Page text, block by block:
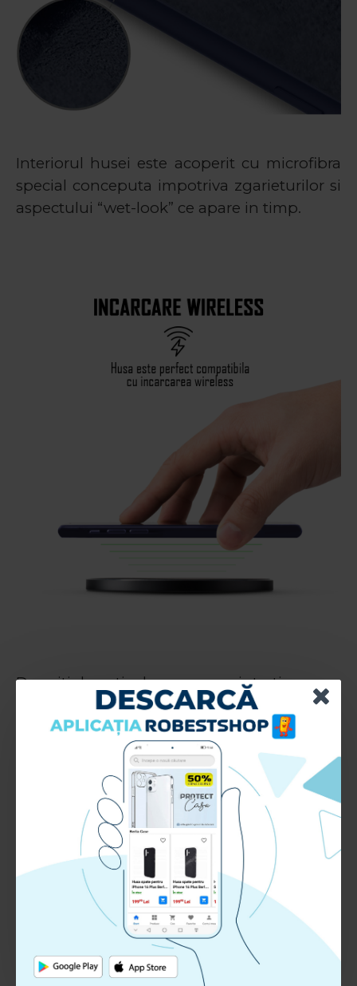
Interiorul husei este acoperit cu microfibra
special conceputa impotriva zgarieturilor si
aspectului “wet-look” ce apare in timp.
Daca iti doresti o husa care se intretine usor,
iti ofera un grad ridicat de protectie si
rezistenta indelungata, este compatibila cu
incarcarea wireless, atunci husa spate
Silicone Line este accesoriul perfect pentru
RECENZII CLIENTI:
Nu sunt recenzii la acest produs.
Adauga Recenzie
Te rugamautentifica-tesauinregistreaza un cont nou
pentru a putea lasa o recenzie